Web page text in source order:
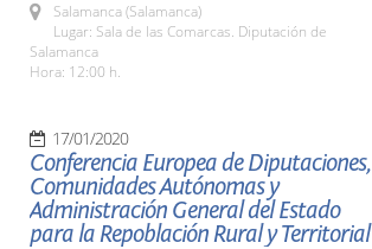
Salamanca (Salamanca)
Lugar: Sala de las Comarcas. Diputación de
Salamanca
Hora: 12:00 h.
17/01/2020
Conferencia Europea de Diputaciones,
Comunidades Autónomas y
Administración General del Estado
para la Repoblación Rural y Territorial